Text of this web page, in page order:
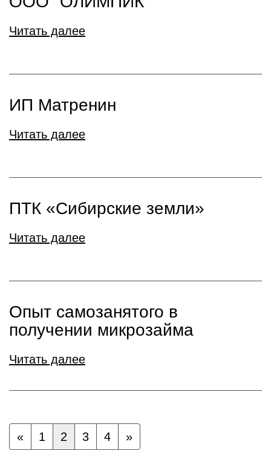
Читать далее
ИП Матренин
Читать далее
ПТК «Сибирские земли»
Читать далее
Опыт самозанятого в
получении микрозайма
Читать далее
« 1 2 3 4 »